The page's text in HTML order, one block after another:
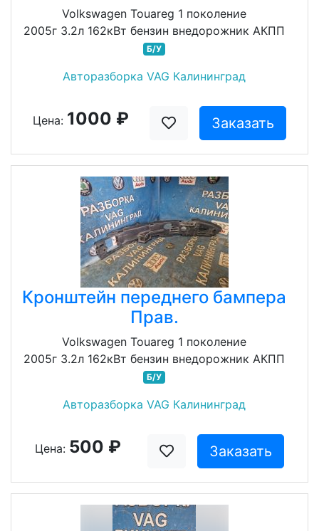
Volkswagen Touareg 1 поколение
2005г 3.2л 162кВт бензин внедорожник АКПП
Б/У
Авторазборка VAG Калининград
Цена: 1000 ₽ Заказать
Кронштейн переднего бампера
Прав.
Volkswagen Touareg 1 поколение
2005г 3.2л 162кВт бензин внедорожник АКПП
Б/У
Авторазборка VAG Калининград
Цена: 500 ₽ Заказать